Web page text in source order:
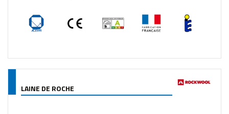
LAINE DE ROCHE